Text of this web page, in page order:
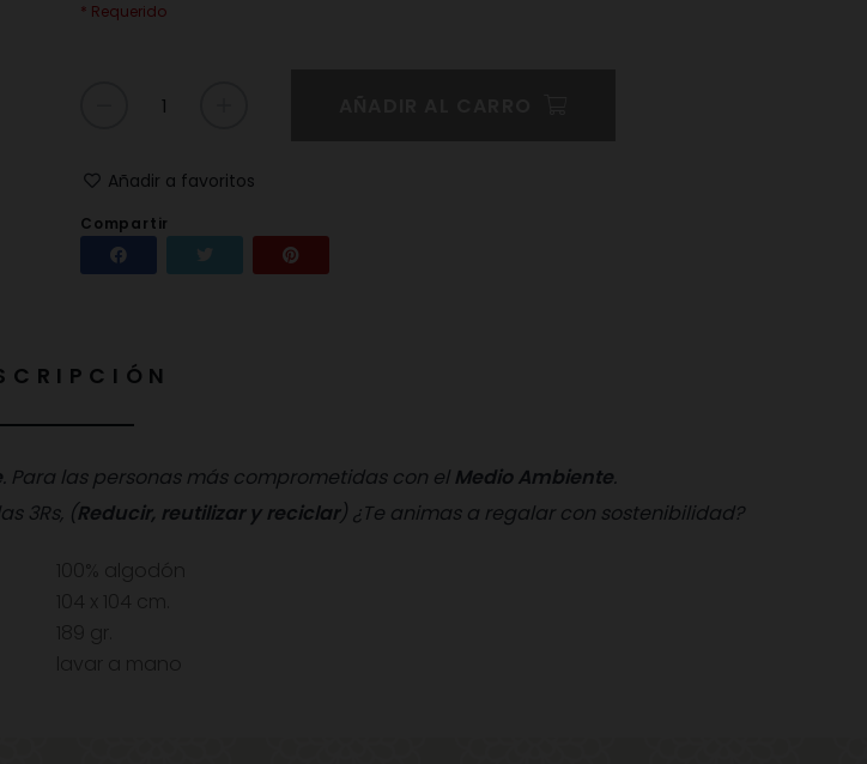
* Requerido
Añadir a favoritos
Compartir
Compartir Tuitear
. Para las personas más comprometidas con elMedio Ambiente.
3Rs, (Reducir, reutilizar y reciclar) ¿Te animas a regalar con sostenibilidad?